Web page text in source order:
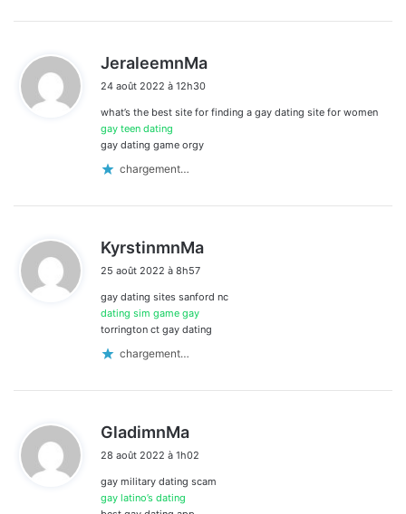
JeraleemnMa
24 août 2022 à 12h30
what’s the best site for finding a gay dating site for women
gay teen dating
gay dating game orgy
chargement…
KyrstinmnMa
25 août 2022 à 8h57
gay dating sites sanford nc
dating sim game gay
torrington ct gay dating
chargement…
GladimnMa
t
28 août 2022 à 1h02
gay military dating scam
gay latino’s dating